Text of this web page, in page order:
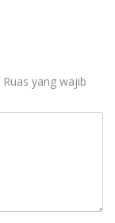
Ruas yang wajib